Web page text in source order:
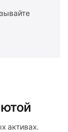
активах.